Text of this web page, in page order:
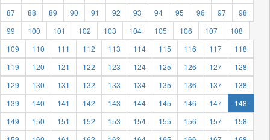
87
88 89 90 91 92 93 94 95 96 97
98
99
100 101 102 103 104 105 106 107
108
109
110 111 112 113 114 115 116 117
118
119
120 121 122 123 124 125 126 127
128
129
130 131 132 133 134 135 136 137
138
139
140 141 142 143 144 145 146 147
148
149
150 151 152 153 154 155 156 157
158